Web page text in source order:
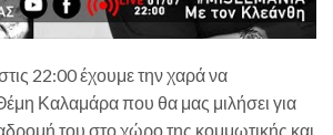
22:00 έχουμε την χαρά να
Καλαμάρα που θα μας μιλήσει για
του στο χώρο της κομμωτικής και